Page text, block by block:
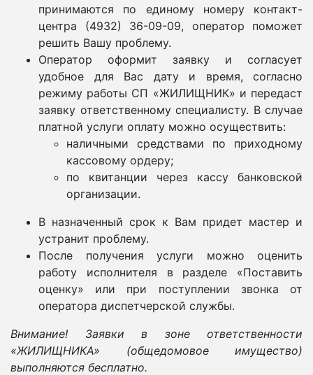
принимаются по единому номеру контакт-
центра (4932) 36-09-09, оператор поможет
решить Вашу проблему.
Оператор оформит заявку и согласует
удобное для Вас дату и время, согласно
режиму работы СП «ЖИЛИЩНИК» и передаст
заявку ответственному специалисту. В случае
платной услуги оплату можно осуществить:
наличными средствами по приходному
кассовому ордеру;
по квитанции через кассу банковской
организации.
В назначенный срок к Вам придет мастер и
устранит проблему.
После получения услуги можно оценить
работу исполнителя в разделе «Поставить
оценку» или при поступлении звонка от
оператора диспетчерской службы.
Внимание! Заявки в зоне ответственности
«ЖИЛИЩНИКА» (общедомовое имущество)
выполняются бесплатно.